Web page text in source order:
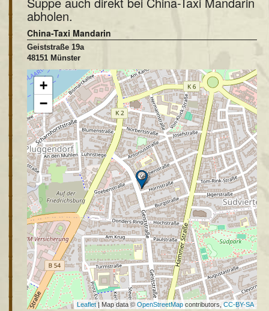
abholen.
China-Taxi Mandarin
Geiststraße 19a
48151 Münster
+
−
Leaflet| Map data © OpenStreetMap contributors,CC-BY-SA